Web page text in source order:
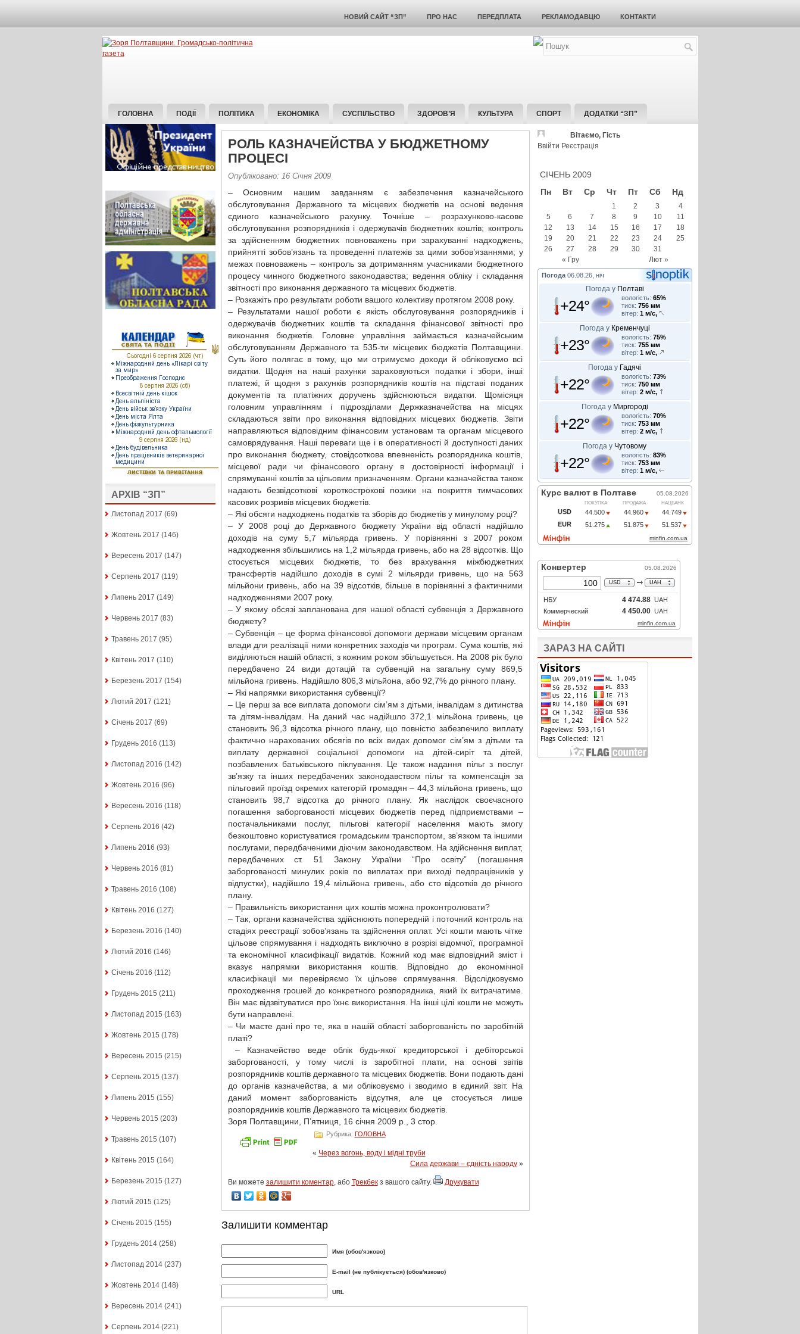
НОВИЙ САЙТ “ЗП” ПРО НАС ПЕРЕДПЛАТА РЕКЛАМОДАВЦЮ КОНТАКТИ
ГОЛОВНА ПОДІЇ ПОЛІТИКА ЕКОНОМІКА СУСПІЛЬСТВО ЗДОРОВ’Я КУЛЬТУРА СПОРТ ДОДАТКИ “ЗП”
АРХІВ “ЗП”
Листопад 2017 (69)
Жовтень 2017 (146)
Вересень 2017 (147)
Серпень 2017 (119)
Липень 2017 (149)
Червень 2017 (83)
Травень 2017 (95)
Квітень 2017 (110)
Березень 2017 (154)
Лютий 2017 (121)
Січень 2017 (69)
Грудень 2016 (113)
Листопад 2016 (142)
Жовтень 2016 (96)
Вересень 2016 (118)
Серпень 2016 (42)
Липень 2016 (93)
Червень 2016 (81)
Травень 2016 (108)
Квітень 2016 (127)
Березень 2016 (140)
Лютий 2016 (146)
Січень 2016 (112)
Грудень 2015 (211)
Листопад 2015 (163)
Жовтень 2015 (178)
Вересень 2015 (215)
Серпень 2015 (137)
Липень 2015 (155)
Червень 2015 (203)
Травень 2015 (107)
Квітень 2015 (164)
Березень 2015 (127)
Лютий 2015 (125)
Січень 2015 (155)
Грудень 2014(258)
Листопад 2014(237)
Жовтень 2014(148)
Вересень 2014(241)
Серпень 2014(221)
РОЛЬ КАЗНАЧЕЙСТВА У БЮДЖЕТНОМУ
ПРОЦЕСІ
Опубліковано: 16 Січня 2009
– Основним нашим завданням є забезпечення казначейського
обслуговування Державного та місцевих бюджетів на основі ведення
єдиного казначейського рахунку. Точніше – розрахунково-касове
обслуговування розпорядників і одержувачів бюджетних коштів; контроль
за здійсненням бюджетних повноважень при зарахуванні надходжень,
прийнятті зобов’язань та проведенні платежів за цими зобов’язаннями; у
межах повноважень – контроль за дотриманням учасниками бюджетного
процесу чинного бюджетного законодавства; ведення обліку і складання
звітності про виконання державного та місцевих бюджетів.
– Розкажіть про результати роботи вашого колективу протягом 2008 року.
– Результатами нашої роботи є якість обслуговування розпорядників і
одержувачів бюджетних коштів та складання фінансової звітності про
виконання бюджетів. Головне управління займається казначейським
обслуговуванням Державного та 535-ти місцевих бюджетів Полтавщини.
Суть його полягає в тому, що ми отримуємо доходи й обліковуємо всі
видатки. Щодня на наші рахунки зараховуються податки і збори, інші
платежі, й щодня з рахунків розпорядників коштів на підставі поданих
документів та платіжних доручень здійснюються видатки. Щомісяця
головним управлінням і підрозділами Держказначейства на місцях
складаються звіти про виконання відповідних місцевих бюджетів. Звіти
направляються відповідним фінансовим установам та органам місцевого
самоврядування. Наші переваги ще і в оперативності й доступності даних
про виконання бюджету, стовідсоткова впевненість розпорядника коштів,
місцевої ради чи фінансового органу в достовірності інформації і
спрямуванні коштів за цільовим призначенням. Органи казначейства також
надають безвідсоткові короткострокові позики на покриття тимчасових
касових розривів місцевих бюджетів.
– Які обсяги надходжень податків та зборів до бюджетів у минулому році?
– У 2008 році до Державного бюджету України від області надійшло
доходів на суму 5,7 мільярда гривень. У порівнянні з 2007 роком
надходження збільшились на 1,2 мільярда гривень, або на 28 відсотків. Що
стосується місцевих бюджетів, то без врахування міжбюджетних
трансфертів надійшло доходів в сумі 2 мільярди гривень, що на 563
мільйони гривень, або на 39 відсотків, більше в порівнянні з фактичними
надходженнями 2007 року.
– У якому обсязі запланована для нашої області субвенція з Державного
бюджету?
– Субвенція – це форма фінансової допомоги держави місцевим органам
влади для реалізації ними конкретних заходів чи програм. Сума коштів, які
виділяються нашій області, з кожним роком збільшується. На 2008 рік було
передбачено 24 види дотацій та субвенцій на загальну суму 869,5
мільйона гривень. Надійшло 806,3 мільйона, або 92,7% до річного плану.
– Які напрямки використання субвенції?
– Це перш за все виплата допомоги сім’ям з дітьми, інвалідам з дитинства
та дітям-інвалідам. На даний час надійшло 372,1 мільйона гривень, це
становить 96,3 відсотка річного плану, що повністю забезпечило виплату
фактично нарахованих обсягів по всіх видах допомог сім’ям з дітьми та
виплату державної соціальної допомоги на дітей-сиріт та дітей,
позбавлених батьківського піклування. Це також надання пільг з послуг
зв’язку та інших передбачених законодавством пільг та компенсація за
пільговий проїзд окремих категорій громадян – 44,3 мільйона гривень, що
становить 98,7 відсотка до річного плану. Як наслідок своєчасного
погашення заборгованості місцевих бюджетів перед підприємствами –
постачальниками послуг, пільгові категорії населення мають змогу
безкоштовно користуватися громадським транспортом, зв’язком та іншими
послугами, передбаченими діючим законодавством. На здійснення виплат,
передбачених ст. 51 Закону України “Про освіту” (погашення
заборгованості минулих років по виплатах при виході педпрацівників у
відпустки), надійшло 19,4 мільйона гривень, або сто відсотків до річного
плану.
– Правильність використання цих коштів можна проконтролювати?
– Так, органи казначейства здійснюють попередній і поточний контроль на
стадіях реєстрації зобов’язань та здійснення оплат. Усі кошти мають чітке
цільове спрямування і надходять виключно в розрізі відомчої, програмної
та економічної класифікації видатків. Кожний код має відповідний зміст і
вказує напрямки використання коштів. Відповідно до економічної
класифікації ми перевіряємо їх цільове спрямування. Відслідковуємо
проходження грошей до конкретного розпорядника, який їх витрачатиме.
Він має відзвітуватися про їхнє використання. На інші цілі кошти не можуть
бути направлені.
– Чи маєте дані про те, яка в нашій області заборгованість по заробітній
платі?
– Казначейство веде облік будь-якої кредиторської і дебіторської
заборгованості, у тому числі із заробітної плати, на основі звітів
розпорядників коштів державного та місцевих бюджетів. Вони подають дані
до органів казначейства, а ми обліковуємо і зводимо в єдиний звіт. На
даний момент заборгованість відсутня, але це стосується лише
розпорядників коштів Державного та місцевих бюджетів.
Зоря Полтавщини, П’ятниця, 16 січня 2009 р., 3 стор.
Рубрика: ГОЛОВНА
« Через вогонь, воду і мідні труби
Сила держави – єдність народу»
Ви можете залишити коментар, або Трекбекз вашого сайту. Друкувати
Залишити комментар
Имя (обов'язково)
E-mail (не публікується) (обов'язково)
URL
Вітаємо, Гість
Ввійти Реєстрація
СІЧЕНЬ 2009
Пн
Вт Ср Чт Пт Сб Нд
« Гру Лют »
1 2 3
4
5
6 7 8 9 10
11
12
13 14 15 16 17
18
19
20 21 22 23 24
25
26
27 28 29 30 31
Погода 06.08.26, ніч
Погода у Полтаві
+24° вологість: 65%
тиск: 756 мм
вітер: 1 м/с,
Погода у Кременчуці
+23° вологість: 75%
тиск: 755 мм
вітер: 1 м/с,
Погода у Гадячі
+22° вологість: 73%
тиск: 750 мм
вітер: 2 м/с,
Погода у Миргороді
+22° вологість: 70%
тиск: 753 мм
вітер: 2 м/с,
Погода у Чутовому
+22° вологість: 83%
тиск: 753 мм
вітер: 1 м/с,
ЗАРАЗ НА САЙТІ